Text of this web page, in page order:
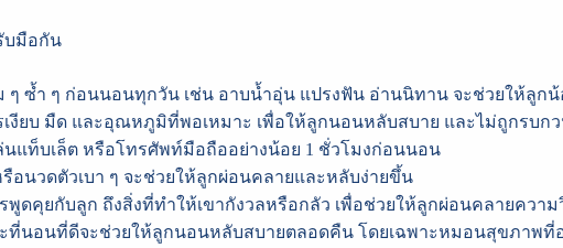
บมือกัน
ๆ ซ้ำ ๆ ก่อนนอนทุกวัน เช่น อาบน้ำอุ่น แปรงฟัน อ่านนิทาน จะช่วยให้ลูก
งียบ มืด และอุณหภูมิที่พอเหมาะ เพื่อให้ลูกนอนหลับสบาย และไม่ถูกรบก
นแท็บเล็ต หรือโทรศัพท์มือถืออย่างน้อย 1 ชั่วโมงก่อนนอน
รือนวดตัวเบา ๆ จะช่วยให้ลูกผ่อนคลายและหลับง่ายขึ้น
ดคุยกับลูก ถึงสิ่งที่ทำให้เขากังวลหรือกลัว เพื่อช่วยให้ลูกผ่อนคลายความ
ที่นอนที่ดีจะช่วยให้ลูกนอนหลับสบายตลอดคืน โดยเฉพาะหมอนสุขภาพที่